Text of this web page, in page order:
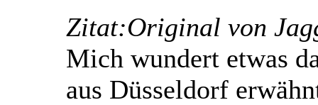
Zitat:Original von
Mich wundert etwas
aus Düsseldorf